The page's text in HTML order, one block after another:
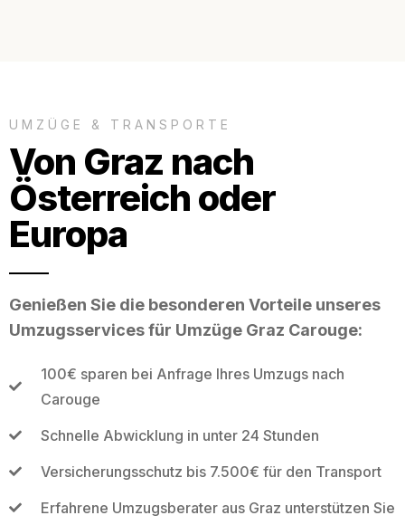
UMZÜGE & TRANSPORTE
Von Graz nach
Österreich oder
Europa
Genießen Sie die besonderen Vorteile unseres
Umzugsservices für Umzüge Graz Carouge:
100€ sparen bei Anfrage Ihres Umzugs nach
Carouge
Schnelle Abwicklung in unter 24 Stunden
Versicherungsschutz bis 7.500€ für den Transport
Erfahrene Umzugsberater aus Graz unterstützen Sie